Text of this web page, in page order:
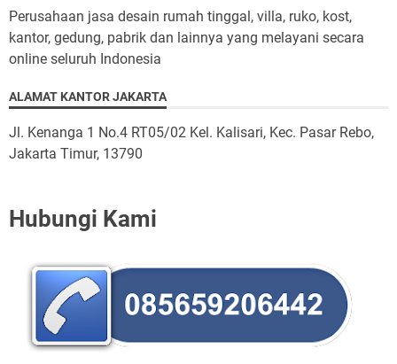
Perusahaan jasa desain rumah tinggal, villa, ruko, kost,
kantor, gedung, pabrik dan lainnya yang melayani secara
online seluruh Indonesia
ALAMAT KANTOR JAKARTA
Jl. Kenanga 1 No.4 RT05/02 Kel. Kalisari, Kec. Pasar Rebo,
Jakarta Timur, 13790
Hubungi Kami